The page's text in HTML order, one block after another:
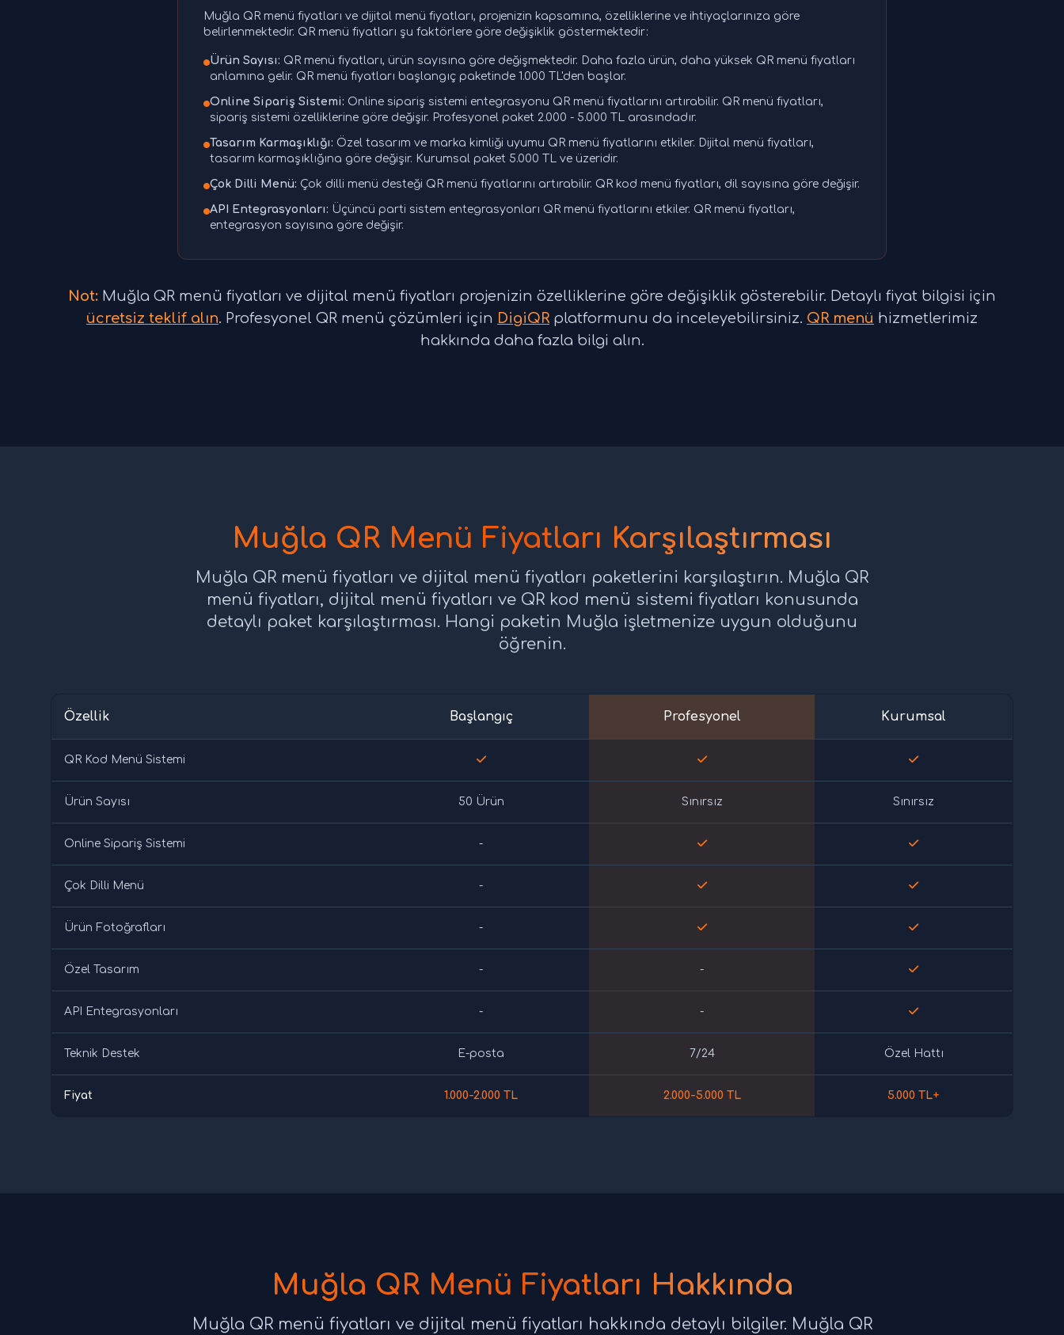
Muğla QR menü fiyatları ve dijital menü fiyatları, projenizin kapsamına, özelliklerine ve ihtiyaçlarınıza göre
belirlenmektedir. QR menü fiyatları şu faktörlere göre değişiklik göstermektedir:
Ürün Sayısı: QR menü fiyatları, ürün sayısına göre değişmektedir. Daha fazla ürün, daha yüksek QR menü fiyatları
anlamına gelir. QR menü fiyatları başlangıç paketinde 1.000 TL'den başlar.
Online Sipariş Sistemi: Online sipariş sistemi entegrasyonu QR menü fiyatlarını artırabilir. QR menü fiyatları,
sipariş sistemi özelliklerine göre değişir. Profesyonel paket 2.000 - 5.000 TL arasındadır.
Tasarım Karmaşıklığı: Özel tasarım ve marka kimliği uyumu QR menü fiyatlarını etkiler. Dijital menü fiyatları,
tasarım karmaşıklığına göre değişir. Kurumsal paket 5.000 TL ve üzeridir.
Çok Dilli Menü: Çok dilli menü desteği QR menü fiyatlarını artırabilir. QR kod menü fiyatları, dil sayısına göre değişir.
API Entegrasyonları: Üçüncü parti sistem entegrasyonları QR menü fiyatlarını etkiler. QR menü fiyatları,
entegrasyon sayısına göre değişir.
Not: Muğla QR menü fiyatları ve dijital menü fiyatları projenizin özelliklerine göre değişiklik gösterebilir. Detaylı fiyat bilgisi için
ücretsiz teklif alın. Profesyonel QR menü çözümleri için DigiQR platformunu da inceleyebilirsiniz. QR menü hizmetlerimiz
hakkında daha fazla bilgi alın.
Muğla QR Menü Fiyatları Karşılaştırması
Muğla QR menü fiyatları ve dijital menü fiyatları paketlerini karşılaştırın. Muğla QR
menü fiyatları, dijital menü fiyatları ve QR kod menü sistemi fiyatları konusunda
detaylı paket karşılaştırması. Hangi paketin Muğla işletmenize uygun olduğunu
öğrenin.
Özellik Başlangıç Profesyonel Kurumsal
QR Kod Menü Sistemi
Ürün Sayısı 50 Ürün Sınırsız Sınırsız
Online Sipariş Sistemi -
Çok Dilli Menü -
Ürün Fotoğrafları -
Özel Tasarım - -
API Entegrasyonları - -
Teknik Destek E-posta 7/24 Özel Hattı
Fiyat 1.000-2.000 TL 2.000-5.000 TL 5.000 TL+
Muğla QR Menü Fiyatları Hakkında
Muğla QR menü fiyatları ve dijital menü fiyatları hakkında detaylı bilgiler. Muğla QR